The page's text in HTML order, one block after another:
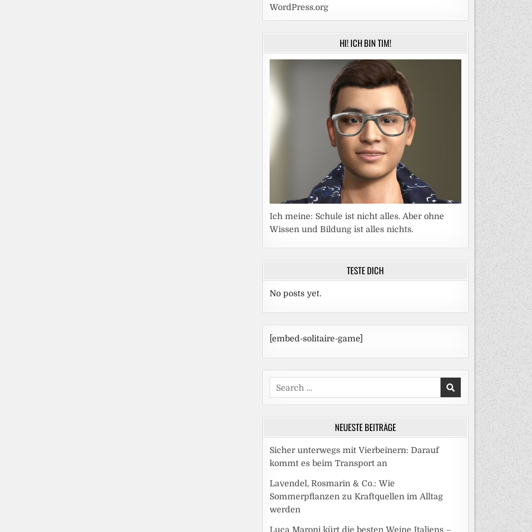
WordPress.org
HI! ICH BIN TIM!
Ich meine: Schule ist nicht alles. Aber ohne
Wissen und Bildung ist alles nichts.
TESTE DICH
No posts yet.
[embed-solitaire-game]
Search
for:
NEUESTE BEITRÄGE
Sicher unterwegs mit Vierbeinern: Darauf
kommt es beim Transport an
Lavendel, Rosmarin & Co.: Wie
Sommerpflanzen zu Kraftquellen im Alltag
werden
Luca Maroni kürt die besten Weine Italiens –